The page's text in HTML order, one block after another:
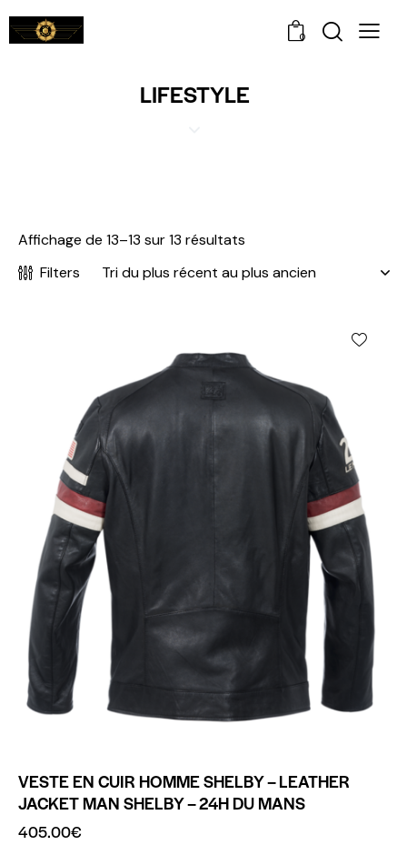
0
LIFESTYLE
Affichage de 13–13 sur 13 résultats
Filters
VESTE EN CUIR HOMME SHELBY – LEATHER
JACKET MAN SHELBY – 24H DU MANS
405.00€